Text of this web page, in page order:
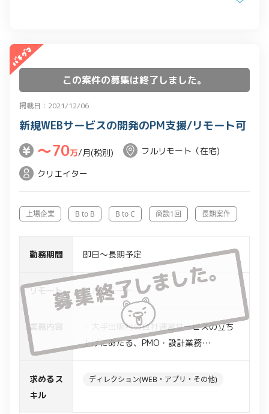
この案件の募集は終了しました。
掲載日：2021/12/06
新規WEBサービスの開発のPM支援/リモート可
〜70万/月(税別)
フルリモート（在宅)
クリエイター
上場企業 B to B B to C 商談1回 長期案件
勤務期間 即日～長期予定
リモート フルリモート
業務内容
・大手出版社の自社運営サービスの立ち
上げにあたる、PMO・設計業務
【具体的な業務内容】
求めるス
キル
ディレクション(WEB・アプリ・その他)